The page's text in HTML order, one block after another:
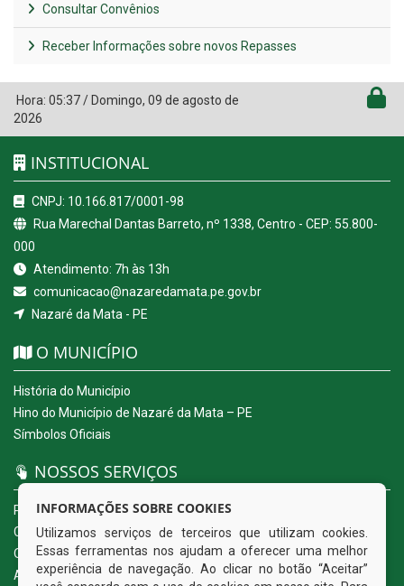
Consultar Convênios
Receber Informações sobre novos Repasses
Hora: 05:37/ Domingo, 09 de agosto de
2026
INSTITUCIONAL
CNPJ: 10.166.817/0001-98
Rua Marechal Dantas Barreto, nº 1338, Centro - CEP: 55.800-
000
Atendimento: 7h às 13h
comunicacao@nazaredamata.pe.gov.br
Nazaré da Mata - PE
O MUNICÍPIO
História do Município
Hino do Município de Nazaré da Mata – PE
Símbolos Oficiais
NOSSOS SERVIÇOS
Portal da Transparência
Carta de Serviços ao Usuário
Ouvidoria Eletrônica
Acesso a Informação (eSIC)
INFORMAÇÕES SOBRE COOKIES
Utilizamos serviços de terceiros que utilizam cookies.
Essas ferramentas nos ajudam a oferecer uma melhor
experiência de navegação. Ao clicar no botão “Aceitar”